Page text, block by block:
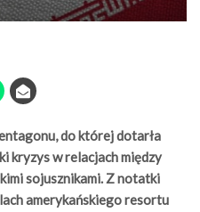
do której dotarła
kryzys w relacjach między
sojusznikami. Z notatki
amerykańskiego resortu